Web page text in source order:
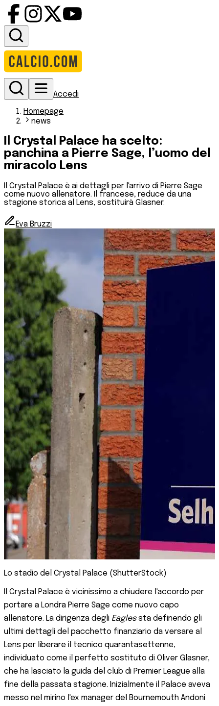
Accedi
Homepage
news
Il Crystal Palace ha scelto:
panchina a Pierre Sage, l’uomo del
miracolo Lens
Il Crystal Palace è ai dettagli per l'arrivo di Pierre Sage
come nuovo allenatore. Il francese, reduce da una
stagione storica al Lens, sostituirà Glasner.
Eva Bruzzi
Lo stadio del Crystal Palace (ShutterStock)
Il Crystal Palace è vicinissimo a chiudere l'accordo per
portare a Londra Pierre Sage come nuovo capo
allenatore. La dirigenza degli Eaglessta definendo gli
ultimi dettagli del pacchetto finanziario da versare al
Lens per liberare il tecnico quarantasettenne,
individuato come il perfetto sostituto di Oliver Glasner,
che ha lasciato la guida del club di Premier League alla
fine della passata stagione. Inizialmente il Palace aveva
messo nel mirino l'ex manager del Bournemouth Andoni